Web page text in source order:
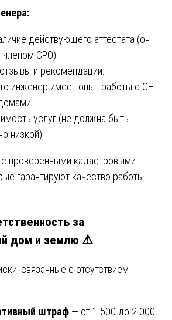
действующего аттестата (он
СРО).
и рекомендации.
инженер имеет опыт работы с СНТ
услуг (не должна быть
низкой).
проверенными кадастровыми
гарантируют качество работы.
за
дом и землю ⚠️
связанные с отсутствием
штраф — от 1 500 до 2 000